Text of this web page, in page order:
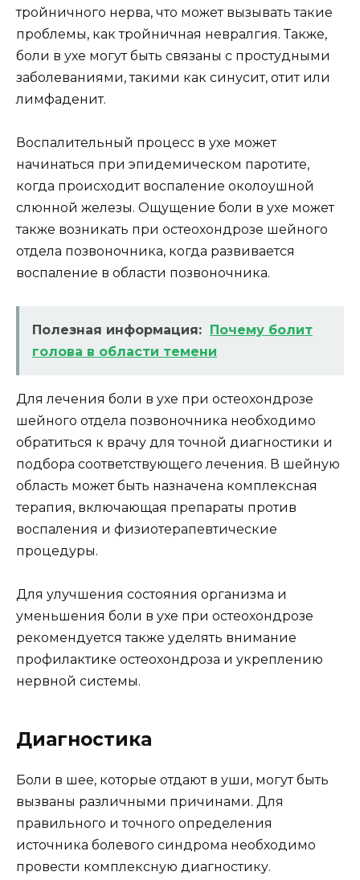
тройничного нерва, что может вызывать такие
проблемы, как тройничная невралгия. Также,
боли в ухе могут быть связаны с простудными
заболеваниями, такими как синусит, отит или
лимфаденит.
Воспалительный процесс в ухе может
начинаться при эпидемическом паротите,
когда происходит воспаление околоушной
слюнной железы. Ощущение боли в ухе может
также возникать при остеохондрозе шейного
отдела позвоночника, когда развивается
воспаление в области позвоночника.
Полезная информация: Почему болит
голова в области темени
Для лечения боли в ухе при остеохондрозе
шейного отдела позвоночника необходимо
обратиться к врачу для точной диагностики и
подбора соответствующего лечения. В шейную
область может быть назначена комплексная
терапия, включающая препараты против
воспаления и физиотерапевтические
процедуры.
Для улучшения состояния организма и
уменьшения боли в ухе при остеохондрозе
рекомендуется также уделять внимание
профилактике остеохондроза и укреплению
нервной системы.
Диагностика
Боли в шее, которые отдают в уши, могут быть
вызваны различными причинами. Для
правильного и точного определения
источника болевого синдрома необходимо
провести комплексную диагностику.